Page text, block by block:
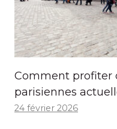
Comment profiter
parisiennes
24 février 2026